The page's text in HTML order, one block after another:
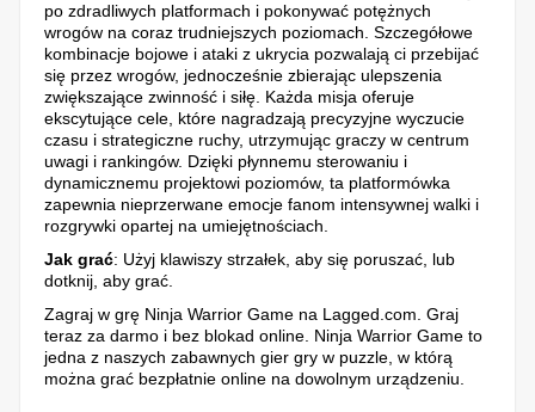
po zdradliwych platformach i pokonywać potężnych
wrogów na coraz trudniejszych poziomach. Szczegółowe
kombinacje bojowe i ataki z ukrycia pozwalają ci przebijać
się przez wrogów, jednocześnie zbierając ulepszenia
zwiększające zwinność i siłę. Każda misja oferuje
ekscytujące cele, które nagradzają precyzyjne wyczucie
czasu i strategiczne ruchy, utrzymując graczy w centrum
uwagi i rankingów. Dzięki płynnemu sterowaniu i
dynamicznemu projektowi poziomów, ta platformówka
zapewnia nieprzerwane emocje fanom intensywnej walki i
rozgrywki opartej na umiejętnościach.
Jak grać: Użyj klawiszy strzałek, aby się poruszać, lub
dotknij, aby grać.
Zagraj w grę Ninja Warrior Game na Lagged.com. Graj
teraz za darmo i bez blokad online. Ninja Warrior Game to
jedna z naszych zabawnych gier gry w puzzle, w którą
można grać bezpłatnie online na dowolnym urządzeniu.